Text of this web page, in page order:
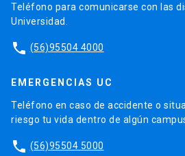
Teléfono para comunicarse con las
Universidad.
phone (56)95504 4000
EMERGENCIAS UC
Teléfono en caso de accidente o
riesgo tu vida dentro de algún
phone (56)95504 5000